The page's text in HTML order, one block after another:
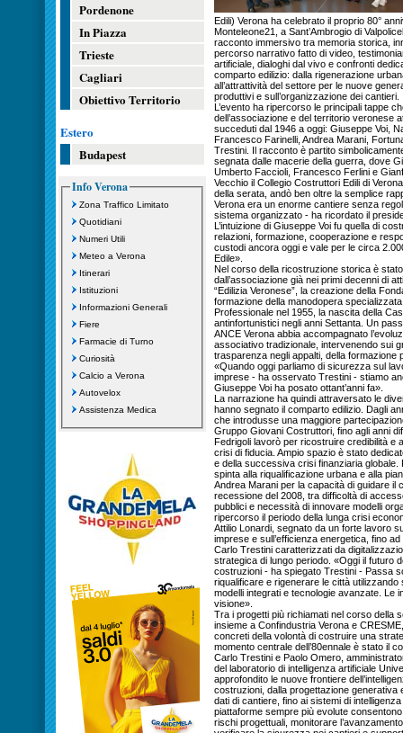
Pordenone
In Piazza
Trieste
Cagliari
Obiettivo Territorio
Estero
Budapest
Info Verona
Zona Traffico Limitato
Quotidiani
Numeri Utili
Meteo a Verona
Itinerari
Istituzioni
Informazioni Generali
Fiere
Farmacie di Turno
Curiosità
Calcio a Verona
Autovelox
Assistenza Medica
Edili) Verona ha celebrato il proprio 80°
Monteleone21, a Sant’Ambrogio di
racconto immersivo tra memoria storica,
percorso narrativo fatto di video,
artificiale, dialoghi dal vivo e confronti
comparto edilizio: dalla rigenerazione
all’attrattività del settore per le nuove
produttivi e sull’organizzazione dei cantieri.
L’evento ha ripercorso le principali tappe
dell’associazione e del territorio veronese
succeduti dal 1946 a oggi: Giuseppe Voi,
Francesco Farinelli, Andrea Marani,
Trestini. Il racconto è partito
segnata dalle macerie della guerra, dove
Umberto Faccioli, Francesco Ferlini e
Vecchio il Collegio Costruttori Edili di
della serata, andò ben oltre la semplice
Verona era un enorme cantiere senza
sistema organizzato - ha ricordato il
L’intuizione di Giuseppe Voi fu quella di
relazioni, formazione, cooperazione e
custodi ancora oggi e vale per le circa
Edile».
Nel corso della ricostruzione storica è
dall’associazione già nei primi decenni di
“Edilizia Veronese”, la creazione della
formazione della manodopera
Professionale nel 1955, la nascita della
antinfortunistici negli anni Settanta. Un
ANCE Verona abbia accompagnato
associativo tradizionale, intervenendo sui
trasparenza negli appalti, della formazione
«Quando oggi parliamo di sicurezza sul
imprese - ha osservato Trestini - stiamo
Giuseppe Voi ha posato ottant’anni fa».
La narrazione ha quindi attraversato le
hanno segnato il comparto edilizio. Dagli
che introdusse una maggiore
Gruppo Giovani Costruttori, fino agli anni
Fedrigoli lavorò per ricostruire credibilità e
crisi di fiducia. Ampio spazio è stato
e della successiva crisi finanziaria
spinta alla riqualificazione urbana e alla
Andrea Marani per la capacità di guidare il
recessione del 2008, tra difficoltà di
pubblici e necessità di innovare modelli
ripercorso il periodo della lunga crisi
Attilio Lonardi, segnato da un forte lavoro
imprese e sull’efficienza energetica, fino
Carlo Trestini caratterizzati da
strategica di lungo periodo. «Oggi il futuro
costruzioni - ha spiegato Trestini - Passa
riqualificare e rigenerare le città
modelli integrati e tecnologie avanzate. Le
visione».
Tra i progetti più richiamati nel corso della
insieme a Confindustria Verona e
concreti della volontà di costruire una
momento centrale dell’80ennale è stato il
Carlo Trestini e Paolo Omero,
del laboratorio di intelligenza artificiale
approfondito le nuove frontiere
costruzioni, dalla progettazione
dati di cantiere, fino ai sistemi di
piattaforme sempre più evolute
rischi progettuali, monitorare